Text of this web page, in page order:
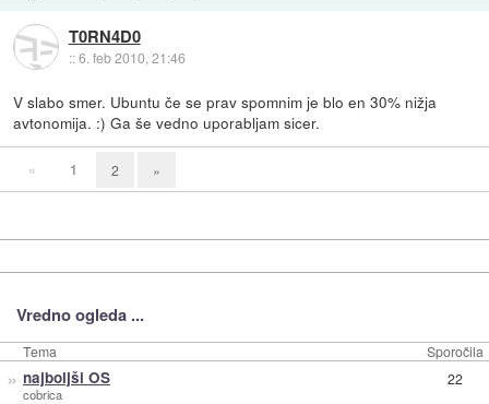
T0RN4D0
::6. feb 2010, 21:46
V slabo smer. Ubuntu če se prav spomnim je blo en 30% nižja
avtonomija. :) Ga še vedno uporabljam sicer.
« 1 2 »
Vredno ogleda ...
Tema Sporočila
» najboljši OS
cobrica
22